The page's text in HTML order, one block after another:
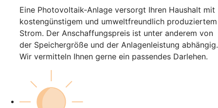
Eine Photovoltaik-Anlage versorgt Ihren Haushalt mit
kostengünstigem und umweltfreundlich produziertem
Strom. Der Anschaffungspreis ist unter anderem von
der Speichergröße und der Anlagenleistung abhängig.
Wir vermitteln Ihnen gerne ein passendes Darlehen.